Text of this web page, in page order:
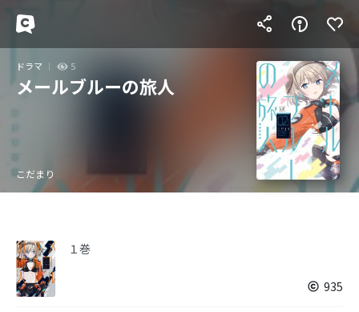
ドラマ 5
メールブルーの旅人
こだまり
１巻
935